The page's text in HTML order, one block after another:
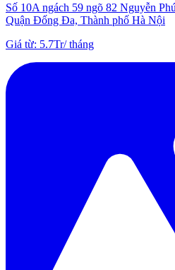
Số 10A ngách 59 ngõ 82 Nguyễn
Quận Đống Đa, Thành phố Hà Nội
Giá từ: 5.7Tr/tháng